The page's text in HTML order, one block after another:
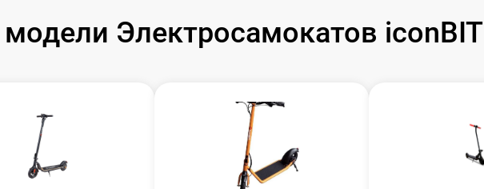
Электросамокатов iconBIT